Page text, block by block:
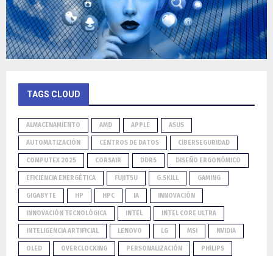
TAGS CLOUD
ALMACENAMIENTO AMD APPLE ASUS
AUTOMATIZACIÓN CENTROS DE DATOS CIBERSEGURIDAD
COMPUTEX 2025 CORSAIR DDR5 DISEÑO ERGONÓMICO
EFICIENCIA ENERGÉTICA FUJITSU G.SKILL GAMING
GIGABYTE HP HPC IA INNOVACIÓN
INNOVACIÓN TECNOLÓGICA INTEL INTEL CORE ULTRA
INTELIGENCIA ARTIFICIAL LENOVO LG MSI NVIDIA
OLED OVERCLOCKING PERSONALIZACIÓN PHILIPS